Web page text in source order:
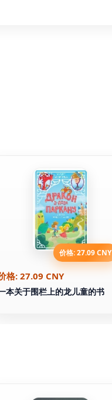
价格: 27.09 CNY
格: 27.09 CNY
本关于围栏上的龙儿童的书